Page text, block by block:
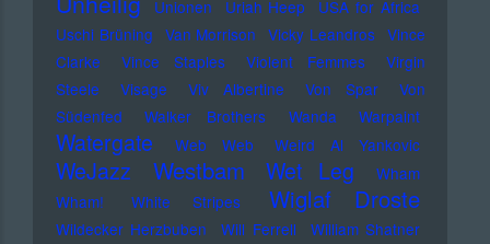
Unionen Uriah Heep
USA for Africa
Uschi Brüning Van Morrison Vicky Leandros Vince
Clarke
Vince Staples Violent Femmes
Virgin
Steele
Visage Viv Albertine Von Spar
Von
Südenfed
Walker Brothers Wanda Warpaint
Watergate Web Web Weird Al Yankovic
WeJazz Westbam Wet Leg
Wham
Wham!
White Stripes Wiglaf Droste
Wildecker Herzbuben Will Ferrell
William Shatner